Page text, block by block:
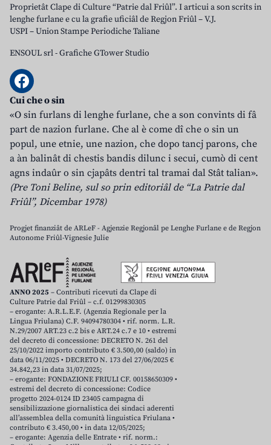
Proprietât Clape di Culture “Patrie dal Friûl”. I articui a son scrits in
lenghe furlane e cu la grafie uficiâl de Regjon Friûl – V.J.
USPI – Union Stampe Periodiche Taliane
ENSOUL srl-Grafiche GTower Studio
Cui che o sin
«O sin furlans di lenghe furlane, che a son convints di fâ
part de nazion furlane. Che al è come dî che o sin un
popul, une etnie, une nazion, che dopo tancj parons, che
a àn balinât di chestis bandis dilunc i secui, cumò di cent
agns indaûr o sin cjapâts dentri tal tramai dal Stât talian».
(Pre Toni Beline, sul so prin editoriâl de “La Patrie dal
Friûl”, Dicembar 1978)
Progjet finanziât de ARLeF - Agjenzie Regjonâl pe Lenghe Furlane e de Regjon
Autonome Friûl-Vignesie Julie
ANNO 2025 – Contributi ricevuti da Clape di
Culture Patrie dal Friûl – c.f. 01299830305
– erogante: A.R.L.E.F. (Agenzia Regionale per la
Lingua Friulana) C.F. 94094780304 • rif. norm. L.R.
N.29/2007 ART.23 c.2 bis e ART.24 c.7 e 10 • estremi
del decreto di concessione: DECRETO N. 261 del
25/10/2022 importo contributo € 3.500,00 (saldo) in
data 06/11/2025 • DECRETO N. 173 del 27/06/2025 €
34.842,23 in data 31/07/2025;
– erogante: FONDAZIONE FRIULI CF. 00158650309 •
estremi del decreto di concessione: Codice
progetto 2024-0124 ID 23405 campagna di
sensibilizzazione giornalistica dei sindaci aderenti
all’assemblea della comunità linguistica Friulana •
contributo € 3.450,00 • in data 12/05/2025;
– erogante: Agenzia delle Entrate • rif. norm.: